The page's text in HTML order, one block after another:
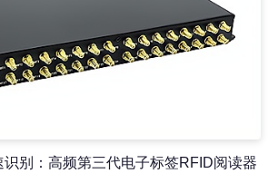
别：高频第三代电子标签RFID阅读器